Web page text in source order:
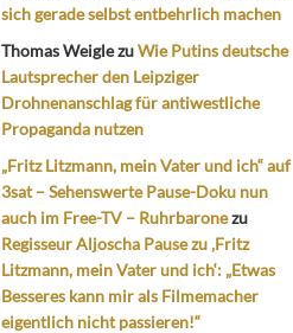
sich gerade selbst entbehrlich machen
Thomas WeiglezuWie Putins deutsche
Lautsprecher den Leipziger
Drohnenanschlag für antiwestliche
Propaganda nutzen
„Fritz Litzmann, mein Vater und ich“ auf
3sat – Sehenswerte Pause-Doku nun
auch im Free-TV – Ruhrbaronezu
Regisseur Aljoscha Pause zu ‚Fritz
Litzmann, mein Vater und ich‘: „Etwas
Besseres kann mir als Filmemacher
eigentlich nicht passieren!“